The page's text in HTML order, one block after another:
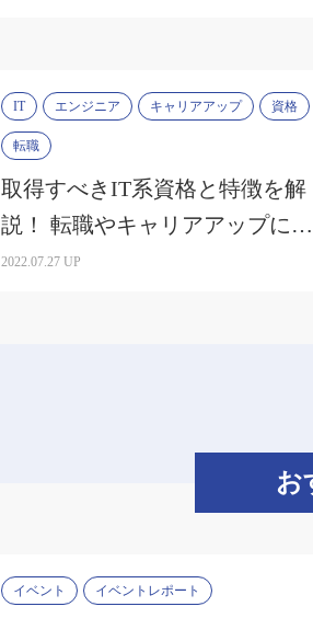
IT エンジニア キャリアアップ 資格
転職
取得すべきIT系資格と特徴を解
説！ 転職やキャリアアップに役
立てよう
2022.07.27 UP
お
イベント イベントレポート